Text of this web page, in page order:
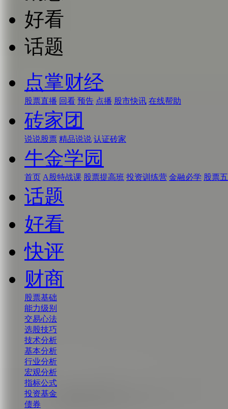
好看
话题
点掌财经
股票直播 回看 预告 点播 股市快讯 在线帮助
砖家团
说说股票 精品说说 认证砖家
牛金学园
首页 A股特战课 股票提高班 投资训练营 金融必学 股票
话题
好看
快评
财商
股票基础
能力级别
交易心法
选股技巧
技术分析
基本分析
行业分析
宏观分析
指标公式
投资基金
债券